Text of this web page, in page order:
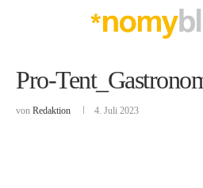
Pro-
von Redaktion 4. Juli 2023